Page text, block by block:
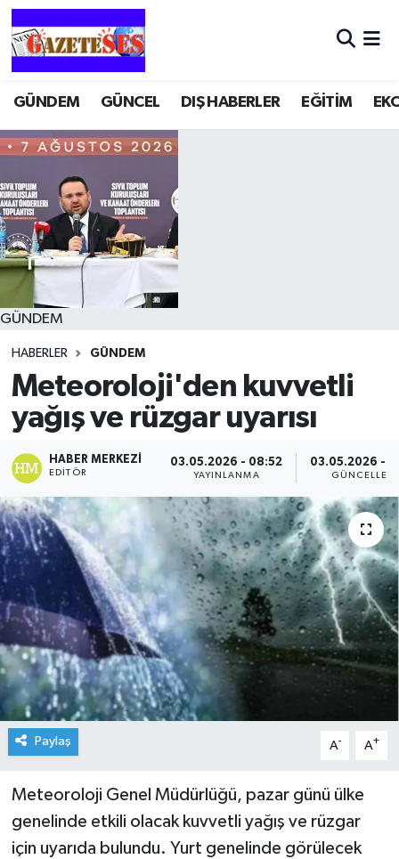
GÜNDEM GÜNCEL DIŞ HABERLER EĞİTİM
GÜNDEM
HABERLER GÜNDEM
Meteoroloji'den kuvvetli
yağış ve rüzgar uyarısı
HABER MERKEZI
EDITÖR
03.05.2026 - 08:52
YAYINLANMA
03.05.2026 -
Paylaş A- A+
Meteoroloji Genel Müdürlüğü, pazar günü ülke
genelinde etkili olacak kuvvetli yağış ve rüzgar
için uyarıda bulundu. Yurt genelinde görülecek